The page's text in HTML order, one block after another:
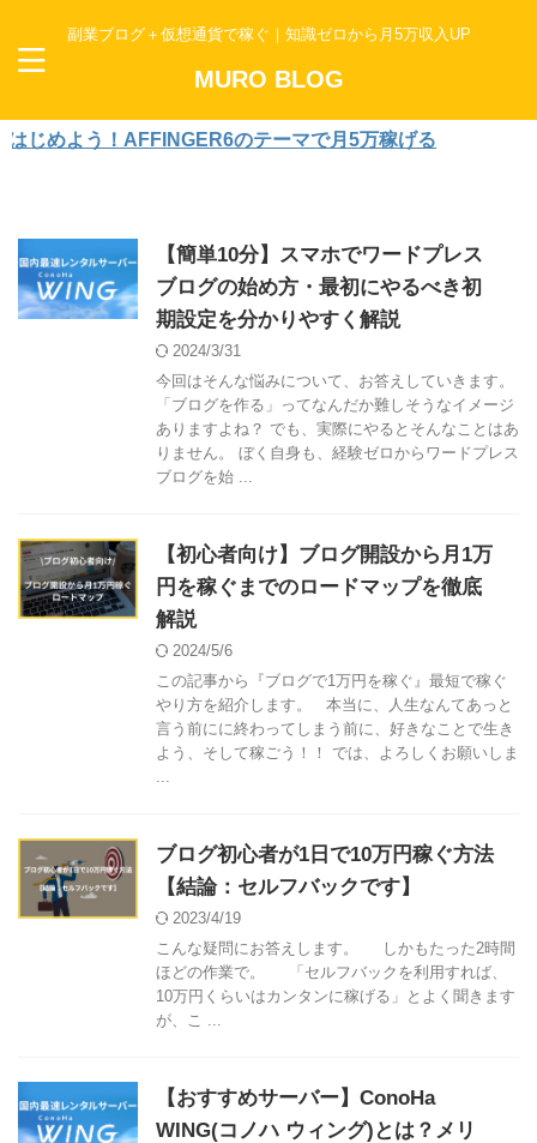
副業ブログ＋仮想通貨で稼ぐ｜知識ゼロから月5万収入UP
MURO BLOG
めよう！AFFINGER6のテーマで月5万稼げる
【簡単10分】スマホでワードプレス
ブログの始め方・最初にやるべき初
期設定を分かりやすく解説
2024/3/31
今回はそんな悩みについて、お答えしていきます。
「ブログを作る」ってなんだか難しそうなイメージ
ありますよね？ でも、実際にやるとそんなことはあ
りません。 ぼく自身も、経験ゼロからワードプレス
ブログを始 ...
【初心者向け】ブログ開設から月1万
円を稼ぐまでのロードマップを徹底
解説
2024/5/6
この記事から『ブログで1万円を稼ぐ』最短で稼ぐ
やり方を紹介します。 本当に、人生なんてあっと
言う前にに終わってしまう前に、好きなことで生き
よう、そして稼ごう！！ では、よろしくお願いしま
...
ブログ初心者が1日で10万円稼ぐ方法
【結論：セルフバックです】
2023/4/19
こんな疑問にお答えします。 しかもたった2時間
ほどの作業で。 「セルフバックを利用すれば、
10万円くらいはカンタンに稼げる」とよく聞きます
が、こ ...
【おすすめサーバー】ConoHa
WING(コノハ ウィング)とは？メリ